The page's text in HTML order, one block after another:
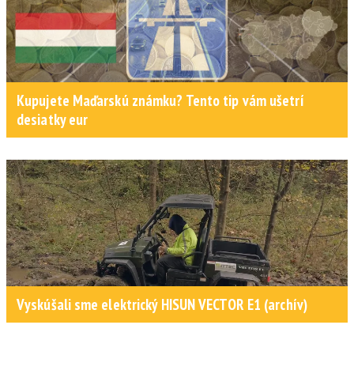
Kupujete Maďarskú známku? Tento tip vám ušetrí
desiatky eur
Vyskúšali sme elektrický HISUN VECTOR E1 (archív)